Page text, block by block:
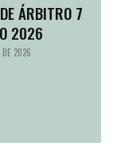
ÁRBITRO 7
2026
DE 2026